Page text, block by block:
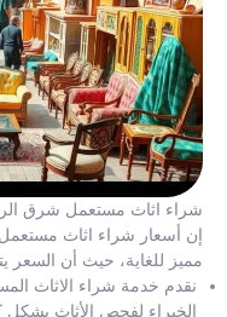
شراء اثاث مستعمل شرق
إن أسعار شراء اثاث
مميز للغاية، حيث أن
نقدم خدمة شراء الاثاث
الخبراء لفحص الأثاث بشكل